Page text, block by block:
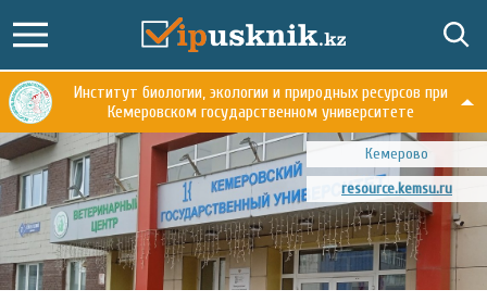
Институт биологии, экологии и природных ресурсов при
Кемеровском государственном университете
Кемерово
resource.kemsu.ru